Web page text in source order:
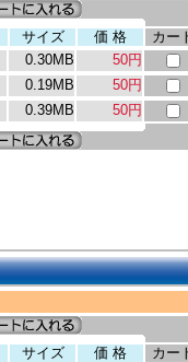
サイズ 価 格
カー
0.30MB
50円
0.19MB
50円
0.39MB 50円
サイズ 価 格
カー